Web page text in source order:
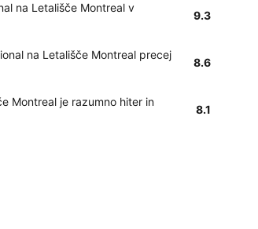
na Letališče Montreal v
9.3
na Letališče Montreal precej
8.6
Montreal je razumno hiter in
8.1